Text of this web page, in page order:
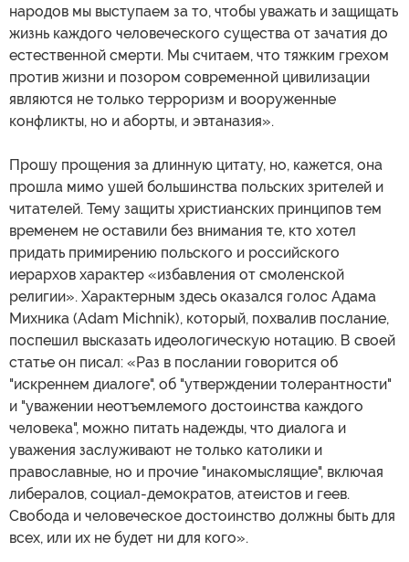
народов мы выступаем за то, чтобы уважать и защищать
жизнь каждого человеческого существа от зачатия до
естественной смерти. Мы считаем, что тяжким грехом
против жизни и позором современной цивилизации
являются не только терроризм и вооруженные
конфликты, но и аборты, и эвтаназия».
Прошу прощения за длинную цитату, но, кажется, она
прошла мимо ушей большинства польских зрителей и
читателей. Тему защиты христианских принципов тем
временем не оставили без внимания те, кто хотел
придать примирению польского и российского
иерархов характер «избавления от смоленской
религии». Характерным здесь оказался голос Адама
Михника (Adam Michnik), который, похвалив послание,
поспешил высказать идеологическую нотацию. В своей
статье он писал: «Раз в послании говорится об
"искреннем диалоге", об "утверждении толерантности"
и "уважении неотъемлемого достоинства каждого
человека", можно питать надежды, что диалога и
уважения заслуживают не только католики и
православные, но и прочие "инакомыслящие", включая
либералов, социал-демократов, атеистов и геев.
Свобода и человеческое достоинство должны быть для
всех, или их не будет ни для кого».